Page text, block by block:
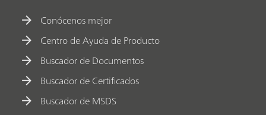
Conócenos mejor
Centro de Ayuda de Producto
Buscador de Documentos
Buscador de Certificados
Buscador de MSDS